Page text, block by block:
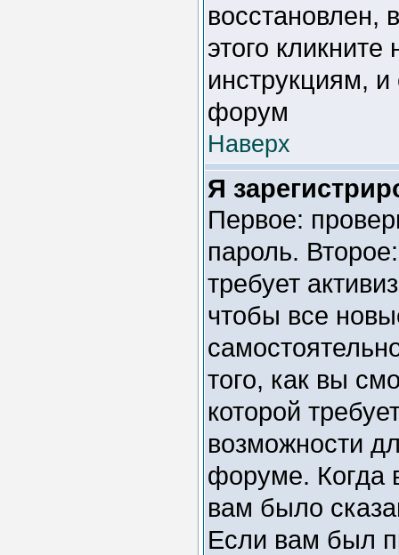
восстановлен,
этого кликните
инструкциям,
форум
Наверх
Я
Первое:
пароль.
требует
чтобы все
того, как вы
которой
возможности
форуме. Когда
вам было
Если вам был